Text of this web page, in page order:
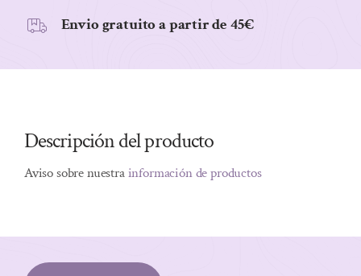
Envio gratuito a partir de 45€
Descripción del producto
Aviso sobre nuestrainformación de productos